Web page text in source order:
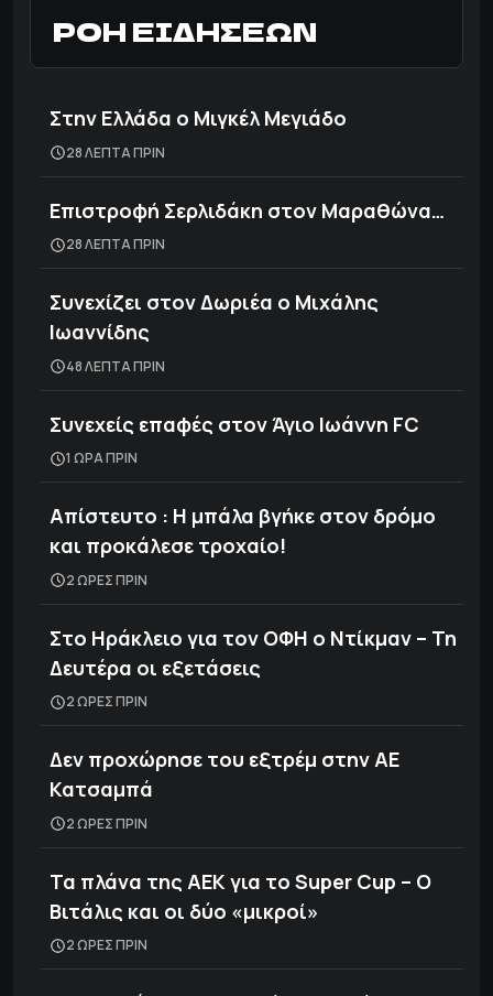
ΡΟΗ ΕΙΔΗΣΕΩΝ
Στην Ελλάδα ο Μιγκέλ Μεγιάδο
28 ΛΕΠΤΑ ΠΡΙΝ
Επιστροφή Σερλιδάκη στον Μαραθώνα…
28 ΛΕΠΤΑ ΠΡΙΝ
Συνεχίζει στον Δωριέα ο Μιχάλης
Ιωαννίδης
48 ΛΕΠΤΑ ΠΡΙΝ
Συνεχείς επαφές στον Άγιο Ιωάννη FC
1 ΩΡΑ ΠΡΙΝ
Απίστευτο : Η μπάλα βγήκε στον δρόμο
και προκάλεσε τροχαίο!
2 ΩΡΕΣ ΠΡΙΝ
Στο Ηράκλειο για τον ΟΦΗ ο Ντίκμαν – Τη
Δευτέρα οι εξετάσεις
2 ΩΡΕΣ ΠΡΙΝ
Δεν προχώρησε του εξτρέμ στην ΑΕ
Κατσαμπά
2 ΩΡΕΣ ΠΡΙΝ
Τα πλάνα της ΑΕΚ για το Super Cup – Ο
Βιτάλις και οι δύο «μικροί»
2 ΩΡΕΣ ΠΡΙΝ